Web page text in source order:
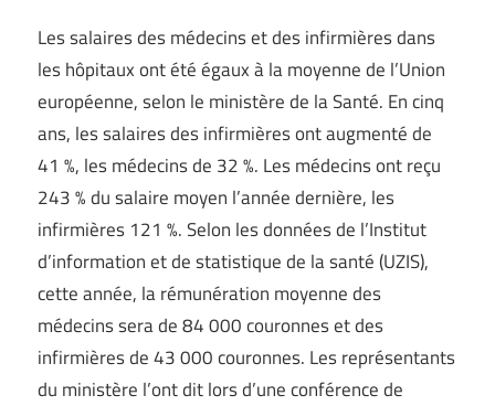
Les salaires des médecins et des infirmières dans
les hôpitaux ont été égaux à la moyenne de l’Union
européenne, selon le ministère de la Santé. En cinq
ans, les salaires des infirmières ont augmenté de
41 %, les médecins de 32 %. Les médecins ont reçu
243 % du salaire moyen l’année dernière, les
infirmières 121 %. Selon les données de l’Institut
d’information et de statistique de la santé (UZIS),
cette année, la rémunération moyenne des
médecins sera de 84 000 couronnes et des
infirmières de 43 000 couronnes. Les représentants
du ministère l’ont dit lors d’une conférence de